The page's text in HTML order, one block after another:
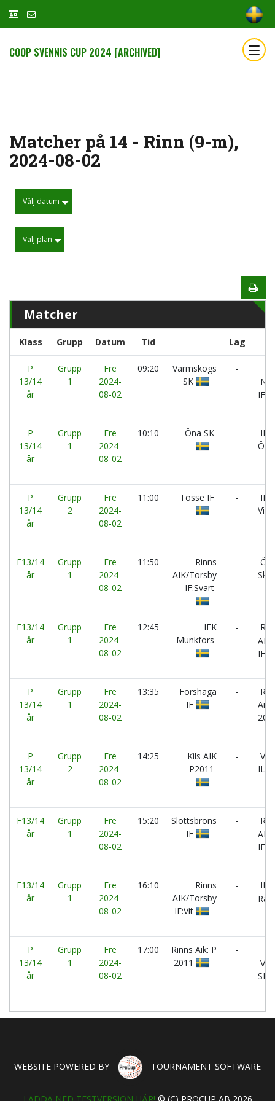
COOP SVENNIS CUP 2024 [ARCHIVED]
Matcher på 14 - Rinn (9-m),
2024-08-02
Välj datum
Välj plan
Matcher
Klass Grupp Datum Tid Lag
P
13/14
år
Grupp
1
Fre
2024-
08-02
09:20
Värmskogs
SK
-
IF
P
13/14
år
Grupp
1
Fre
2024-
08-02
10:10 Öna SK -
IFK
P
13/14
år
Grupp
2
Fre
2024-
08-02
11:00 Tösse IF -
IK
F13/14
år
Grupp
1
Fre
2024-
08-02
11:50
Rinns
AIK/Torsby
IF:Svart
-
Sk
F13/14
år
Grupp
1
Fre
2024-
08-02
12:45
IFK
Munkfors
-
P
13/14
år
Grupp
1
Fre
2024-
08-02
13:35
Forshaga
IF
-
Aik:
P
13/14
år
Grupp
2
Fre
2024-
08-02
14:25
Kils AIK
P2011
-
IL
F13/14
år
Grupp
1
Fre
2024-
08-02
15:20
Slottsbrons
IF
-
F13/14
år
Grupp
1
Fre
2024-
08-02
16:10
Rinns
AIK/Torsby
IF:Vit
-
IFK
P
13/14
år
Grupp
1
Fre
2024-
08-02
17:00
Rinns Aik: P
2011
-
SK
WEBSITE POWERED BY TOURNAMENT SOFTWARE